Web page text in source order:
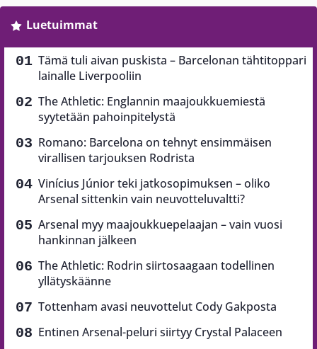
Luetuimmat
Tämä tuli aivan puskista – Barcelonan tähtitoppari
lainalle Liverpooliin
The Athletic: Englannin maajoukkuemiestä
syytetään pahoinpitelystä
Romano: Barcelona on tehnyt ensimmäisen
virallisen tarjouksen Rodrista
Vinícius Júnior teki jatkosopimuksen – oliko
Arsenal sittenkin vain neuvotteluvaltti?
Arsenal myy maajoukkuepelaajan – vain vuosi
hankinnan jälkeen
The Athletic: Rodrin siirtosaagaan todellinen
yllätyskäänne
Tottenham avasi neuvottelut Cody Gakposta
Entinen Arsenal-peluri siirtyy Crystal Palaceen